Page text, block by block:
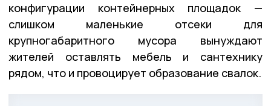
конфигурации контейнерных площадок —
слишком маленькие отсеки для
крупногабаритного мусора вынуждают
жителей оставлять мебель и сантехнику
рядом, что и провоцирует образование свалок.